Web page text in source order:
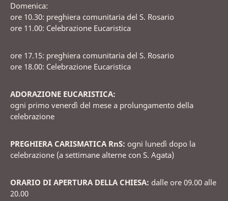
Domenica:
ore 10.30: preghiera comunitaria del S. Rosario
ore 11.00: Celebrazione Eucaristica
ore 17.15: preghiera comunitaria del S. Rosario
ore 18.00: Celebrazione Eucaristica
ADORAZIONE EUCARISTICA:
ogni primo venerdì del mese a prolungamento della
celebrazione
PREGHIERA CARISMATICA RnS: ogni lunedì dopo la
celebrazione (a settimane alterne con S. Agata)
ORARIO DI APERTURA DELLA CHIESA: dalle ore 09.00 alle
20.00